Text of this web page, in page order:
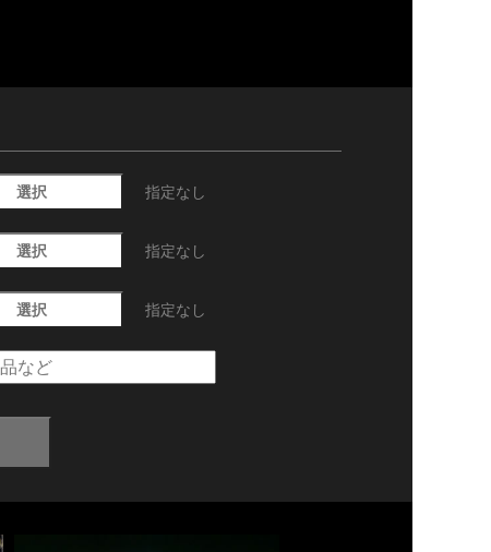
選択 指定なし
選択 指定なし
選択 指定なし